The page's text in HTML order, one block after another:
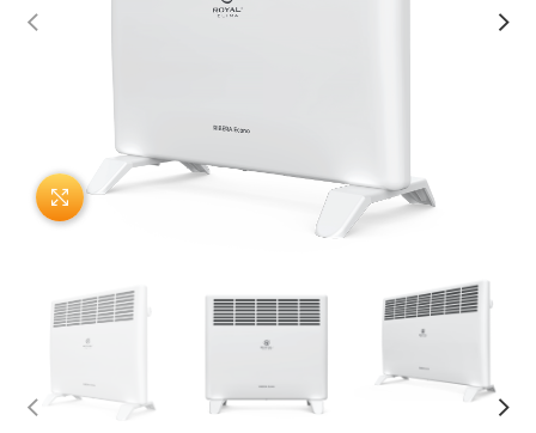
Нажмите, чтобы увеличить